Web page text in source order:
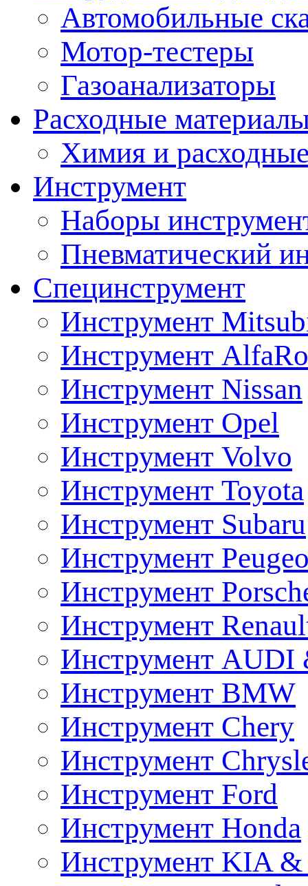
Автомобильные
Мотор-тестеры
Газоанализаторы
Расходные
Химия и
Инструмент
Наборы
Пневматический
Специнструмент
Инструмент
Инструмент
Инструмент Nissan
Инструмент Opel
Инструмент Volvo
Инструмент Toyota
Инструмент Subaru
Инструмент
Инструмент
Инструмент
Инструмент AUDI
Инструмент BMW
Инструмент Chery
Инструмент
Инструмент Ford
Инструмент Honda
Инструмент KIA